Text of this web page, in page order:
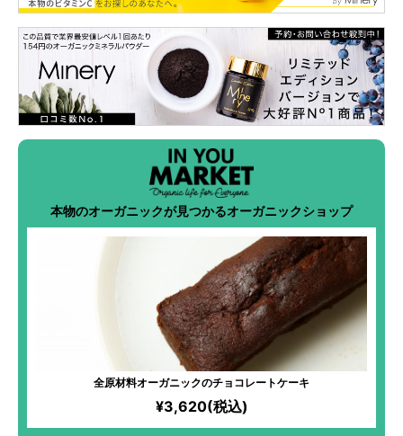
本物のオーガニックが見つかるオーガニックショップ
全原材料オーガニックのチョコレートケーキ
¥3,620(税込)